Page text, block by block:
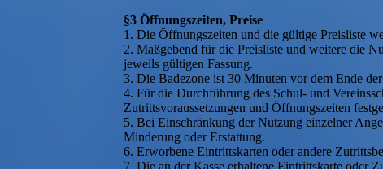
§3 Öffnungszeiten, Preise
1. Die Öffnungszeiten und die gültige Preisliste
2. Maßgebend für die Preisliste und weitere die
jeweils gültigen Fassung.
3. Die Badezone ist 30 Minuten vor dem Ende
4. Für die Durchführung des Schul- und
Zutrittsvoraussetzungen und Öffnungszeiten
5. Bei Einschränkung der Nutzung einzelner
Minderung oder Erstattung.
6. Erworbene Eintrittskarten oder andere
7. Die an der Kasse erhaltene Eintrittskarte oder